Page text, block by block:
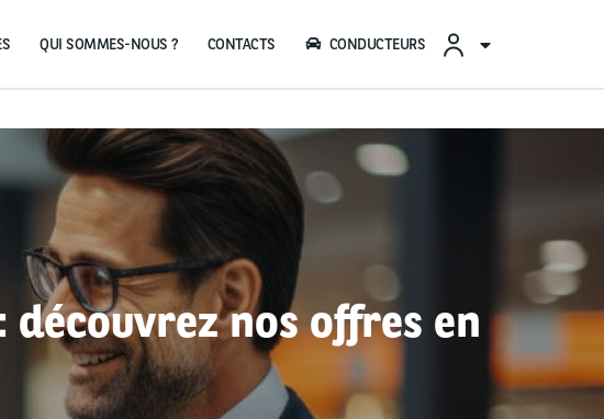
QUI SOMMES-NOUS ?‏‎ CONTACTS CONDUCTEURS
nos offres en